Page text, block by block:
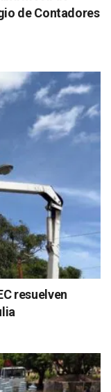
de Contadores
resuelven